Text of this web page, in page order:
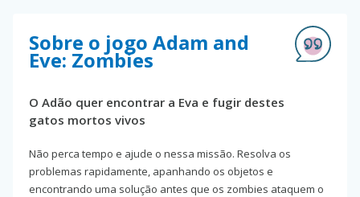
Sobre o jogo Adam and
Eve: Zombies
O Adão quer encontrar a Eva e fugir destes
gatos mortos vivos
Não perca tempo e ajude o nessa missão. Resolva os
problemas rapidamente, apanhando os objetos e
encontrando uma solução antes que os zombies ataquem o